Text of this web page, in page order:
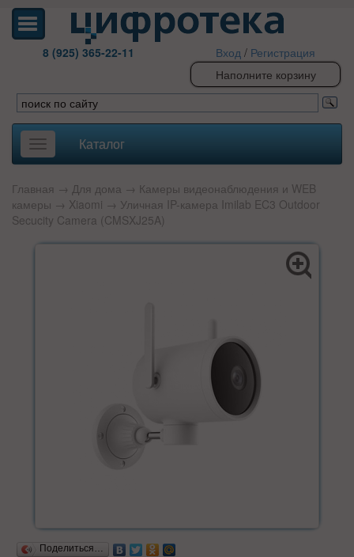
8 (925) 365-22-11 Вход / Регистрация
Наполните корзину
Toggle
navigation
Каталог
Главная → Для дома → Камеры видеонаблюдения и WEB
камеры → Xiaomi → Уличная IP-камера Imilab EC3 Outdoor
Secucity Camera (CMSXJ25A)
Поделиться…